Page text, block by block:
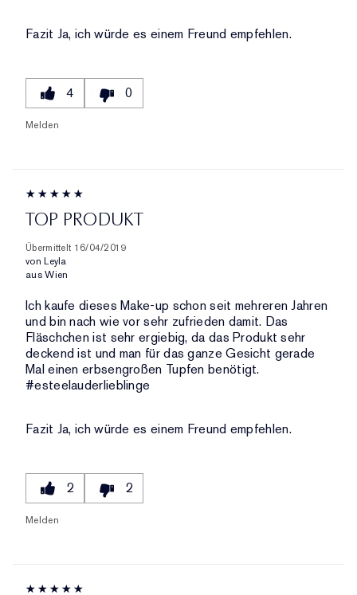
Fazit Ja, ich würde es einem Freund empfehlen.
4 0
Melden
TOP PRODUKT
Übermittelt 16/04/2019
von Leyla
aus Wien
Ich kaufe dieses Make-up schon seit mehreren Jahren
und bin nach wie vor sehr zufrieden damit. Das
Fläschchen ist sehr ergiebig, da das Produkt sehr
deckend ist und man für das ganze Gesicht gerade
Mal einen erbsengroßen Tupfen benötigt.
#esteelauderlieblinge
Fazit Ja, ich würde es einem Freund empfehlen.
2 2
Melden